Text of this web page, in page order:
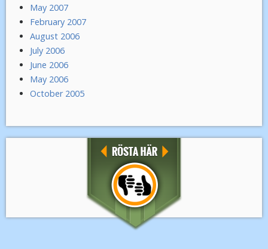
May 2007
February 2007
August 2006
July 2006
June 2006
May 2006
October 2005